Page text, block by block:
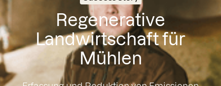
Regenerative
Landwirtschaft für
Mühlen